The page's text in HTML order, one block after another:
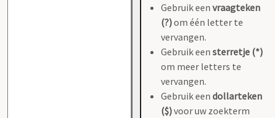
Gebruik een vraagteken
(?)om één letter te
vervangen.
Gebruik een sterretje (*)
om meer letters te
vervangen.
Gebruik een dollarteken
($)voor uw zoekterm